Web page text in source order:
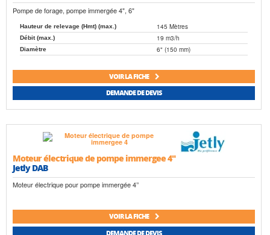
Pompe de forage, pompe immergée 4", 6"
Hauteur de relevage (Hmt) (max.) 145 Mètres
Débit (max.) 19 m3/h
Diamètre 6" (150 mm)
VOIR LA FICHE
DEMANDE DE DEVIS
Moteur électrique de pompe immergee 4"
Jetly DAB
Moteur électrique pour pompe immergée 4’’
VOIR LA FICHE
DEMANDE DE DEVIS